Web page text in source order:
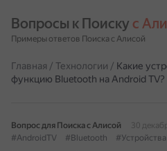
Вопросы к Поиску с
Примеры ответов Поиска с Алисой
Главная / Технологии / Какие
функцию Bluetooth на Android TV?
Вопрос для Поиска с Алисой
30
#AndroidTV
#Bluetooth #Устройства